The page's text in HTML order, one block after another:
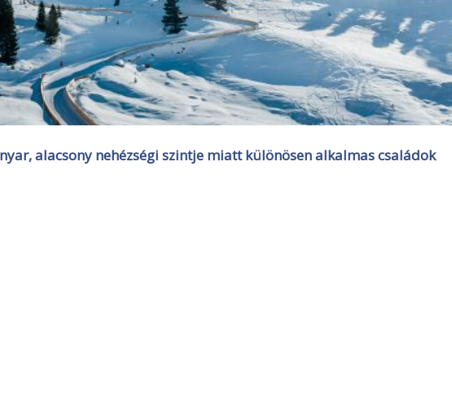
alacsony nehézségi szintje miatt különösen alkalmas családok